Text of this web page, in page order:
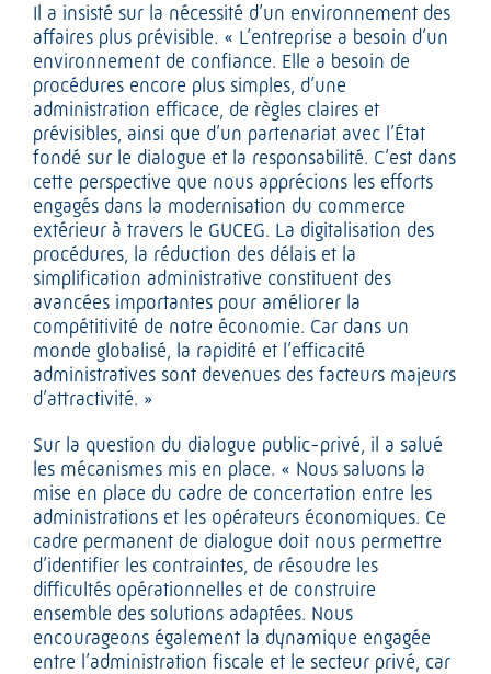
Il a insisté sur la nécessité d’un environnement des
affaires plus prévisible. « L’entreprise a besoin d’un
environnement de confiance. Elle a besoin de
procédures encore plus simples, d’une
administration efficace, de règles claires et
prévisibles, ainsi que d’un partenariat avec l’État
fondé sur le dialogue et la responsabilité. C’est dans
cette perspective que nous apprécions les efforts
engagés dans la modernisation du commerce
extérieur à travers le GUCEG. La digitalisation des
procédures, la réduction des délais et la
simplification administrative constituent des
avancées importantes pour améliorer la
compétitivité de notre économie. Car dans un
monde globalisé, la rapidité et l’efficacité
administratives sont devenues des facteurs majeurs
d’attractivité. »
Sur la question du dialogue public-privé, il a salué
les mécanismes mis en place. « Nous saluons la
mise en place du cadre de concertation entre les
administrations et les opérateurs économiques. Ce
cadre permanent de dialogue doit nous permettre
d’identifier les contraintes, de résoudre les
difficultés opérationnelles et de construire
ensemble des solutions adaptées. Nous
encourageons également la dynamique engagée
entre l’administration fiscale et le secteur privé, car